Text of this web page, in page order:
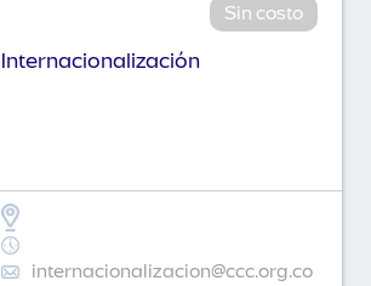
Sin costo
Internacionalización
internacionalizacion@ccc.org.co